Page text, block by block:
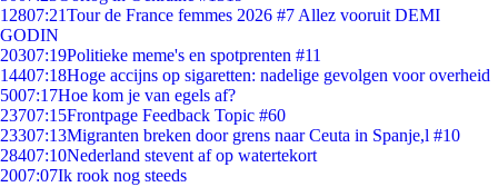
12807:21Tour de France femmes 2026 #7 Allez vooruit DEMI
GODIN
20307:19Politieke meme's en spotprenten #11
14407:18Hoge accijns op sigaretten: nadelige gevolgen voor overheid
5007:17Hoe kom je van egels af?
23707:15Frontpage Feedback Topic #60
23307:13Migranten breken door grens naar Ceuta in Spanje,l #10
28407:10Nederland stevent af op watertekort
2007:07Ik rook nog steeds